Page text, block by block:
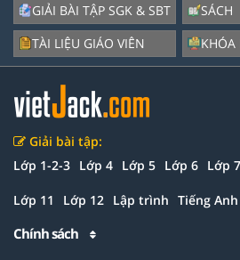
GIẢI BÀI TẬP SGK & SBT
TÀI LIỆU GIÁO VIÊN
SÁCH
KHÓA
Giải bài tập:
Lớp 1-2-3 Lớp 4 Lớp 5 Lớp 6 Lớp 7
Lớp 11 Lớp 12 Lập trình Tiếng Anh
Chính sách